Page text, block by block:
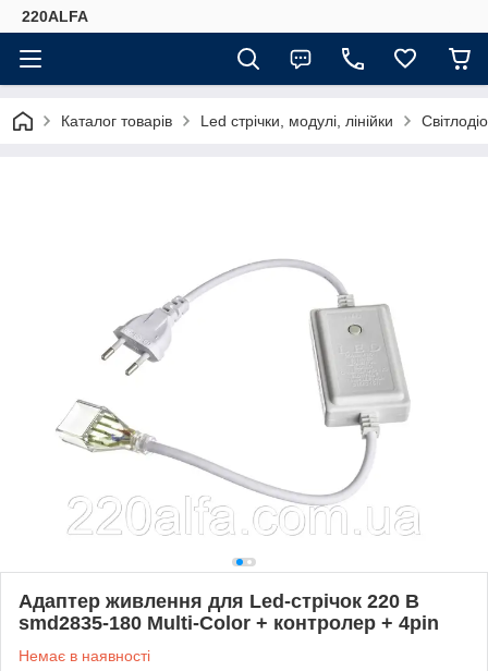
220ALFA
Каталог товарів Led стрічки, модулі, лінійки
Адаптер живлення для Led-стрічок 220 В
smd2835-180 Multi-Color + контролер + 4pin
Немає в наявності